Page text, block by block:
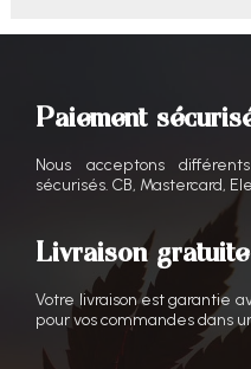
Paiement
Nous acceptons
sécurisés. CB, Mastercard,
Livraison gratuite
Votre livraison est garantie
pour vos commandes dans